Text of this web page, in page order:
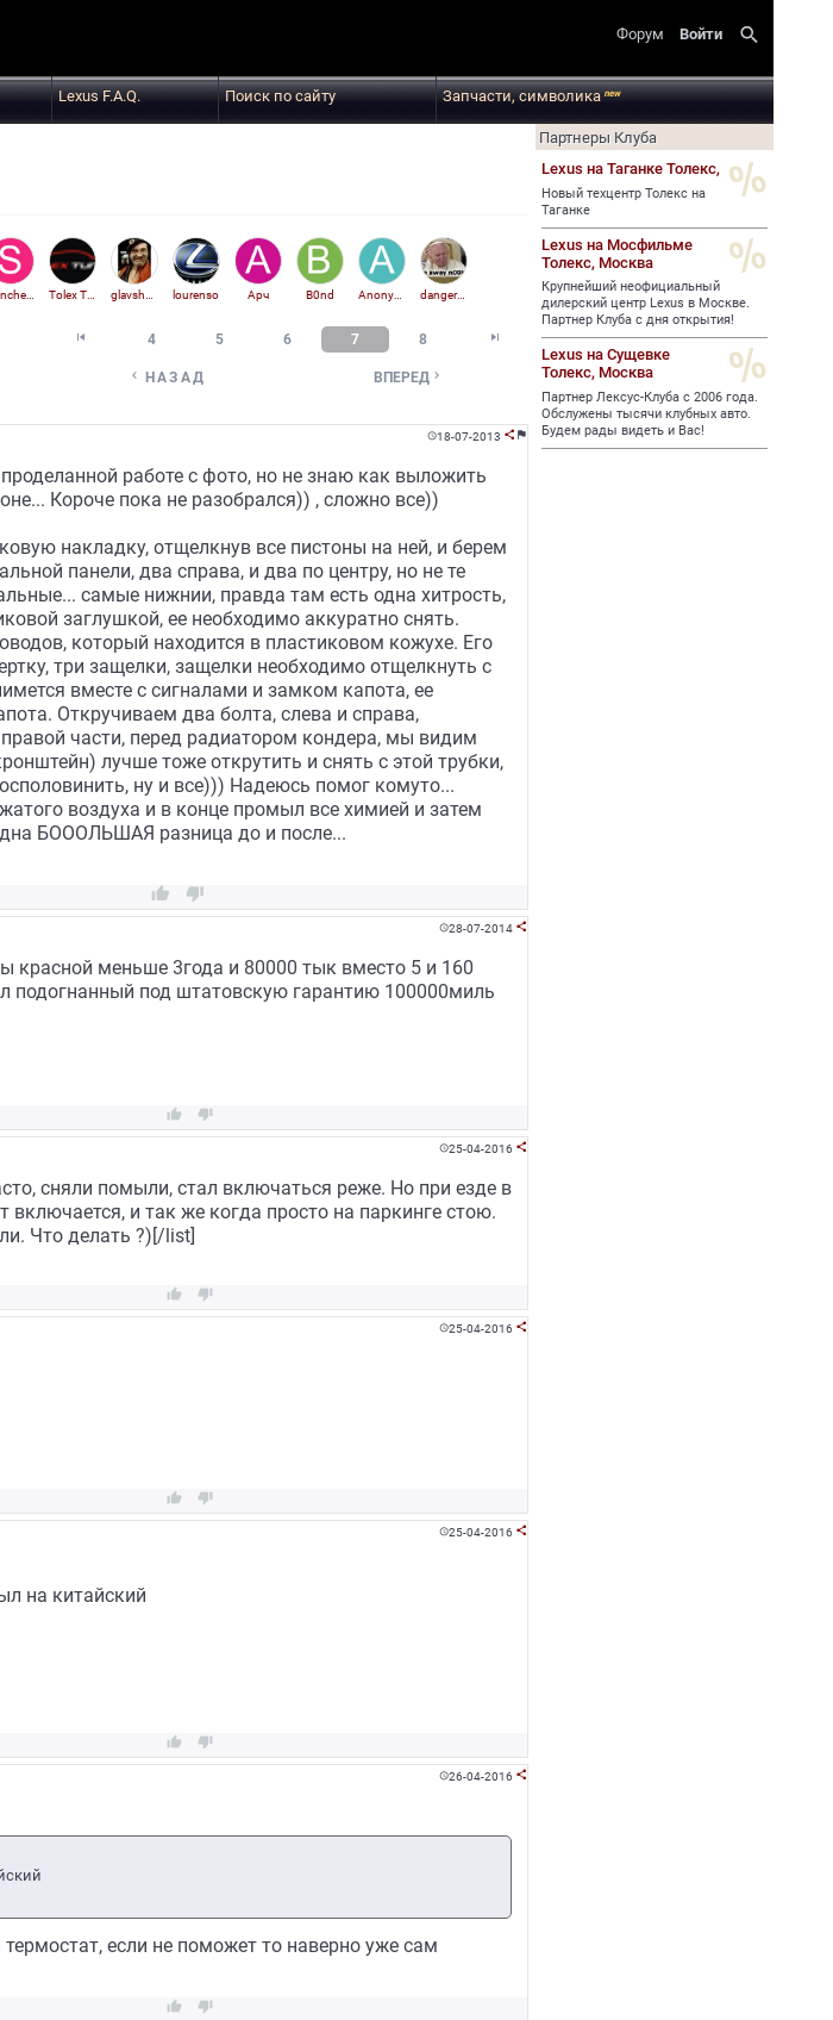
Форум Войти search
Lexus F.A.Q. Поиск по сайту Запчасти, символикаnew
Sanchelos77 Tolex Tuning Aktiv lourenso Арч B0nd Anonymous danger061
 4 5 6 7 8 
 НАЗАД ВПЕРЕД 
18-07-2013  
работе с фото, но не знаю как выложить
Короче пока не разобрался)) , сложно все))
накладку, отщелкнув все пистоны на ней, и берем
панели, два справа, и два по центру, но не те
самые нижнии, правда там есть одна хитрость,
заглушкой, ее необходимо аккуратно снять.
который находится в пластиковом кожухе. Его
три защелки, защелки необходимо отщелкнуть с
вместе с сигналами и замком капота, ее
Откручиваем два болта, слева и справа,
части, перед радиатором кондера, мы видим
лучше тоже открутить и снять с этой трубки,
ну и все))) Надеюсь помог комуто...
воздуха и в конце промыл все химией и затем
БОООЛЬШАЯ разница до и после...
 
28-07-2014 
красной меньше 3года и 80000 тык вместо 5 и 160
подогнанный под штатовскую гарантию 100000миль
 
25-04-2016 
сняли помыли, стал включаться реже. Но при езде в
и так же когда просто на паркинге стою.
Что делать ?)[/list]
 
25-04-2016 
 
25-04-2016 
на китайский
 
26-04-2016 
если не поможет то наверно уже сам
 
Партнеры Клуба
Lexus на Таганке Толекс,
Новый техцентр Толекс на
Таганке
Lexus на Мосфильме
Толекс, Москва
Крупнейший неофициальный
дилерский центр Lexus в Москве.
Партнер Клуба с дня открытия!
Lexus на Сущевке
Толекс, Москва
Партнер Лексус-Клуба с 2006 года.
Обслужены тысячи клубных авто.
Будем рады видеть и Вас!